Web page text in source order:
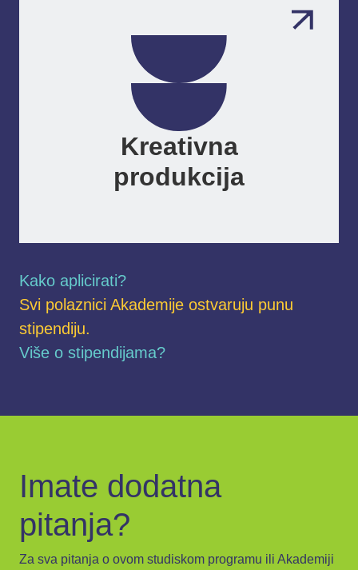
Kreativna
produkcija
Kako aplicirati?
Svi polaznici Akademije ostvaruju punu
stipendiju.
Više o stipendijama?
Imate dodatna
pitanja?
Za sva pitanja o ovom studiskom programu ili Akademiji